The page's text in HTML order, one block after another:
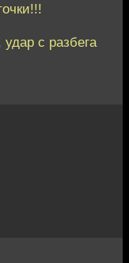
с разбега